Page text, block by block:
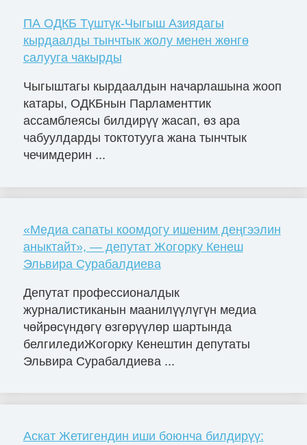
ПА ОДКБ Түштүк-Чыгыш Азиядагы
кырдаалды тынчтык жолу менен жөнгө
салууга чакырды
Чыгыштагы кырдаалдын начарлашына жооп
катары, ОДКБнын Парламенттик
ассамблеясы билдирүү жасап, өз ара
чабуулдарды токтотууга жана тынчтык
чечимдерин ...
«Медиа сапаты коомдогу ишеним деңгээлин
аныктайт», — депутат Жогорку Кенеш
Эльвира Сурабалдиева
Депутат профессионалдык
журналистиканын маанилүүлүгүн медиа
чөйрөсүндөгү өзгөрүүлөр шартында
белгиледиЖогорку Кенештин депутаты
Эльвира Сурабалдиева ...
Аскат Жетигендин иши боюнча билдирүү: